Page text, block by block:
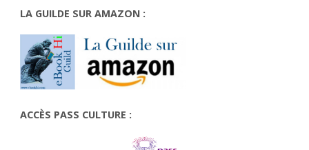
LA GUILDE SUR AMAZON :
ACCÈS PASS CULTURE :